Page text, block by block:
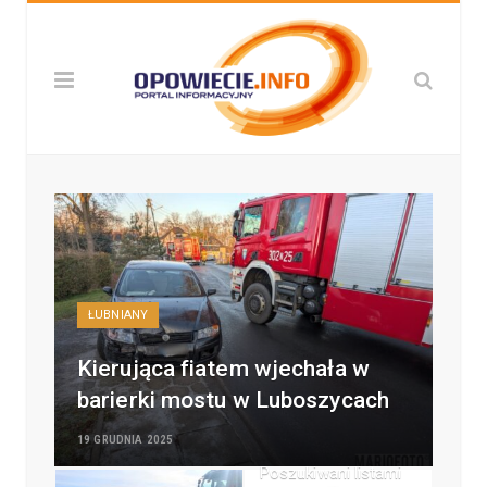
ŁUBNIANY
Kierująca fiatem wjechała w
barierki mostu w Luboszycach
19 GRUDNIA 2025
Poszukiwani listami